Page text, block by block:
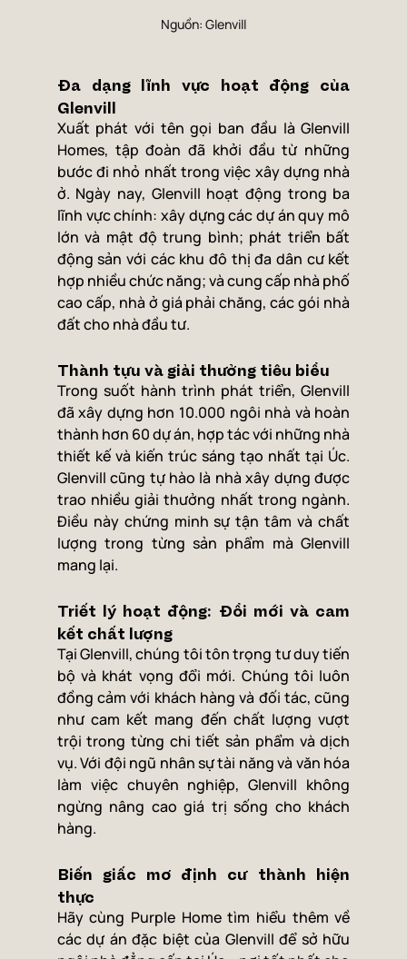
Nguồn: Glenvill
Đa dạng lĩnh vực hoạt động của
Glenvill
Xuất phát với tên gọi ban đầu là Glenvill
Homes, tập đoàn đã khởi đầu từ những
bước đi nhỏ nhất trong việc xây dựng nhà
ở. Ngày nay, Glenvill hoạt động trong ba
lĩnh vực chính: xây dựng các dự án quy mô
lớn và mật độ trung bình; phát triển bất
động sản với các khu đô thị đa dân cư kết
hợp nhiều chức năng; và cung cấp nhà phố
cao cấp, nhà ở giá phải chăng, các gói nhà
đất cho nhà đầu tư.
Thành tựu và giải thưởng tiêu biểu
Trong suốt hành trình phát triển, Glenvill
đã xây dựng hơn 10.000 ngôi nhà và hoàn
thành hơn 60 dự án, hợp tác với những nhà
thiết kế và kiến trúc sáng tạo nhất tại Úc.
Glenvill cũng tự hào là nhà xây dựng được
trao nhiều giải thưởng nhất trong ngành.
Điều này chứng minh sự tận tâm và chất
lượng trong từng sản phẩm mà Glenvill
mang lại.
Triết lý hoạt động: Đổi mới và cam
kết chất lượng
Tại Glenvill, chúng tôi tôn trọng tư duy tiến
bộ và khát vọng đổi mới. Chúng tôi luôn
đồng cảm với khách hàng và đối tác, cũng
như cam kết mang đến chất lượng vượt
trội trong từng chi tiết sản phẩm và dịch
vụ. Với đội ngũ nhân sự tài năng và văn hóa
làm việc chuyên nghiệp, Glenvill không
ngừng nâng cao giá trị sống cho khách
hàng.
Biến giấc mơ định cư thành hiện
thực
Hãy cùng Purple Home tìm hiểu thêm về
các dự án đặc biệt của Glenvill để sở hữu